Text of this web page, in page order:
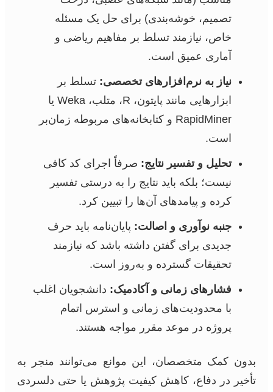
تصمیم، خوشه‌بندی) برای حل یک مسئله
خاص، نیازمند تسلط بر مفاهیم ریاضی و
آماری عمیق است.
نیاز به نرم‌افزارهای تخصصی: تسلط بر
ابزارهایی مانند پایتون، R، متلب، Weka یا
RapidMiner و کتابخانه‌های مربوطه زمان‌بر
است.
تحلیل و تفسیر نتایج: صرفاً اجرای کد کافی
نیست؛ بلکه باید نتایج را به درستی تفسیر
کرده و پیامدهای آن‌ها را تبیین کرد.
جنبه نوآوری و اصالت: پایان‌نامه باید حرف
جدیدی برای گفتن داشته باشد که نیازمند
تحقیقات گسترده و به‌روز است.
فشارهای زمانی و آکادمیک: دانشجویان اغلب
با محدودیت‌های زمانی و استرس اتمام
پروژه در موعد مقرر مواجه هستند.
بدون کمک متخصصان، این موانع می‌توانند منجر به
تأخیر در دفاع، کاهش کیفیت پژوهش یا حتی دلسردی